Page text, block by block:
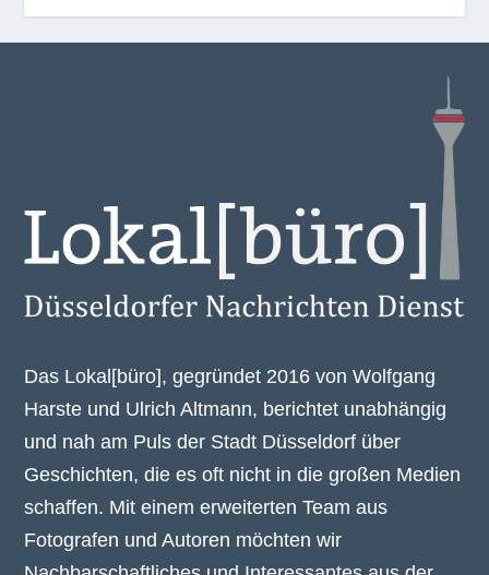
Das Lokal[büro], gegründet 2016 von Wolfgang
Harste und Ulrich Altmann, berichtet unabhängig
und nah am Puls der Stadt Düsseldorf über
Geschichten, die es oft nicht in die großen Medien
schaffen. Mit einem erweiterten Team aus
Fotografen und Autoren möchten wir